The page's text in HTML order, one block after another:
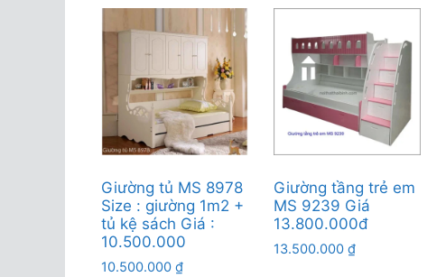
Giường tủ MS 8978
Size : giường 1m2 +
tủ kệ sách Giá :
10.500.000
10.500.000 ₫
Giường tầng trẻ em
MS 9239 Giá
13.800.000đ
13.500.000₫